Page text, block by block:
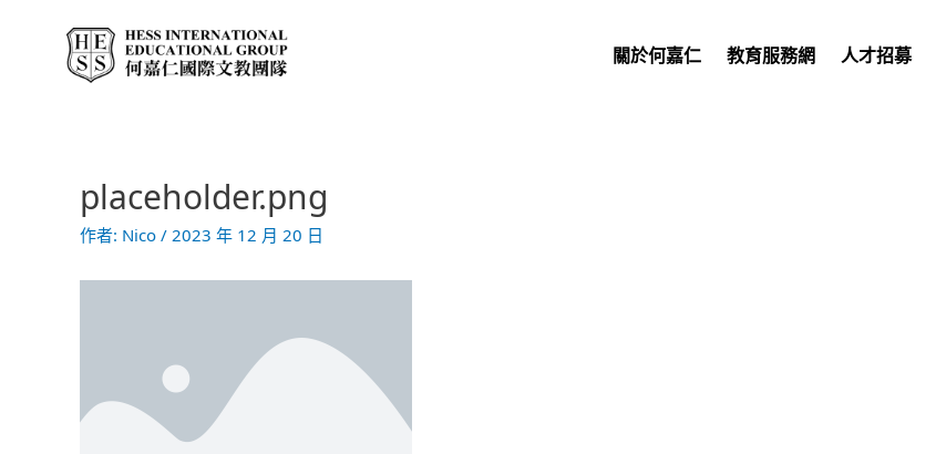
關於何嘉仁 教育服務網 人才招募
placeholder.png
作者: Nico / 2023 年 12 月 20 日
文
章
導